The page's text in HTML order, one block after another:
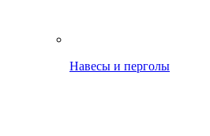
Навесы и перголы